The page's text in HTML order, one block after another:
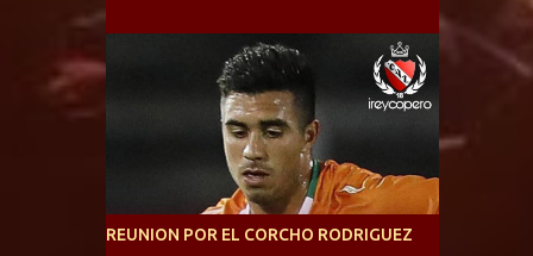
reúna tantos logros deportivos, tantos
clubes y tanta gente en este deporte”,
afirmó Facundo Moyano. “Creo que
Defensa y Justicia o Lanús, dadas estás dos
condiciones el Rey de Copas se clasifica a la
Copa Sudamericana de este 2021. En este
año, la Sudamericana sufrirá modificaciones
en su formato, que iniciará en fase de grupos
con 6 partidos, de los cuales sólo los
primeros de cada grupo jugarán los 8vos.
REUNION POR EL CORCHO RODRIGUEZ